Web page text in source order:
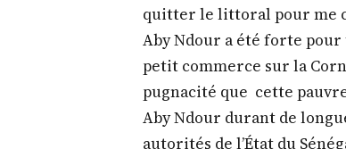
quitter le littoral pour me
Aby Ndour a été forte
petit commerce sur la
pugnacité que cette
Aby Ndour durant de
autorités de l’État du